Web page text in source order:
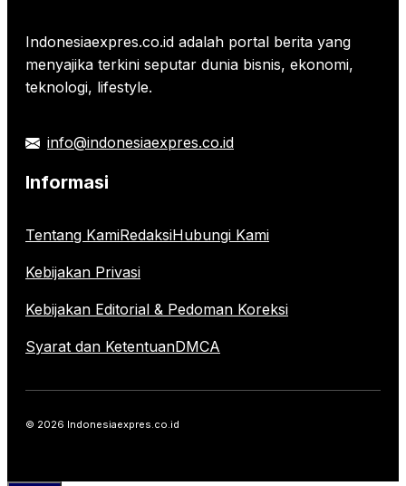
Indonesiaexpres.co.id adalah portal berita yang
menyajika terkini seputar dunia bisnis, ekonomi,
teknologi, lifestyle.
info@indonesiaexpres.co.id
Informasi
Tentang KamiRedaksiHubungi Kami
Kebijakan Privasi
Kebijakan Editorial & Pedoman Koreksi
Syarat dan KetentuanDMCA
© 2026 Indonesiaexpres.co.id